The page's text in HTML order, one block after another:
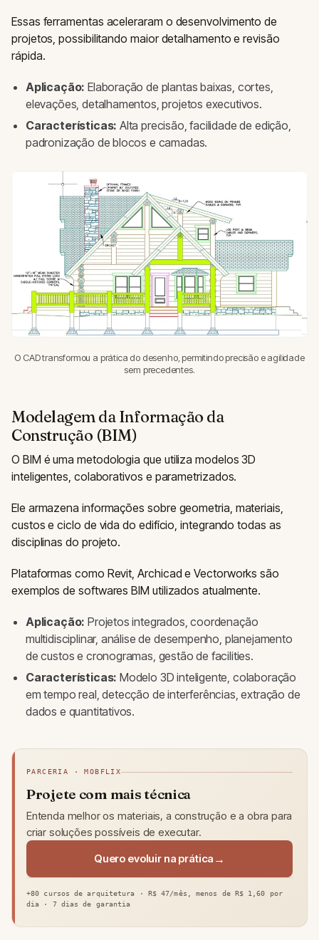
Essas ferramentas aceleraram o desenvolvimento de
projetos, possibilitando maior detalhamento e revisão
rápida.
Aplicação: Elaboração de plantas baixas, cortes,
elevações, detalhamentos, projetos executivos.
Características: Alta precisão, facilidade de edição,
padronização de blocos e camadas.
O CAD transformou a prática do desenho, permitindo precisão e agilidade
sem precedentes.
Modelagem da Informação da
Construção (BIM)
O BIM é uma metodologia que utiliza modelos 3D
inteligentes, colaborativos e parametrizados.
Ele armazena informações sobre geometria, materiais,
custos e ciclo de vida do edifício, integrando todas as
disciplinas do projeto.
Plataformas como Revit, Archicad e Vectorworks são
exemplos de softwares BIM utilizados atualmente.
Aplicação: Projetos integrados, coordenação
multidisciplinar, análise de desempenho, planejamento
de custos e cronogramas, gestão de facilities.
Características: Modelo 3D inteligente, colaboração
em tempo real, detecção de interferências, extração de
dados e quantitativos.
PARCERIA · MOBFLIX
Projete com mais técnica
Entenda melhor os materiais, a construção e a obra para
criar soluções possíveis de executar.
Quero evoluir na prática
+80 cursos de arquitetura · R$ 47/mês, menos de R$ 1,60 por
dia · 7 dias de garantia